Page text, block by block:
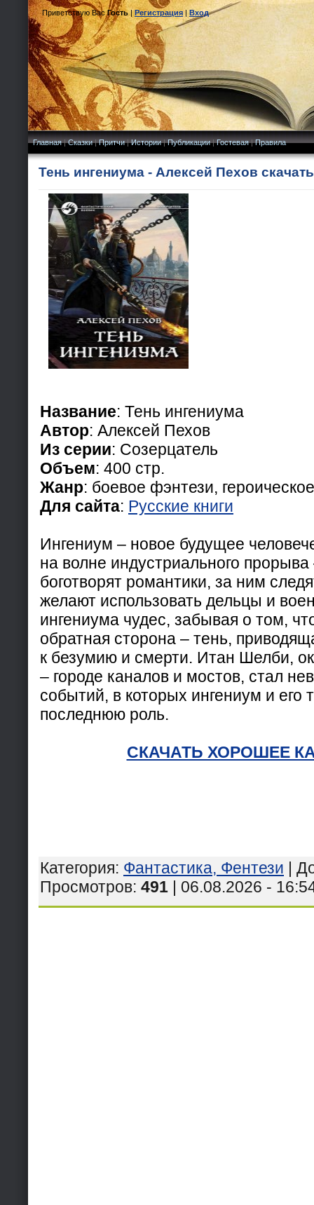
Приветствую Вас Гость|Регистрация|Вход
Главная|Сказки|Притчи|Истории|Публикации|Гостевая|Правила
Тень ингениума - Алексей Пехов
Название: Тень ингениума
Автор: Алексей Пехов
Из серии: Созерцатель
Объем: 400 стр.
Жанр: боевое фэнтези,
Для сайта: Русские книги
Ингениум – новое будущее
на волне индустриального прорыва
боготворят романтики, за ним
желают использовать дельцы и
ингениума чудес, забывая о том,
обратная сторона – тень,
к безумию и смерти. Итан Шелби,
– городе каналов и мостов, стал
событий, в которых ингениум и его
последнюю роль.
СКАЧАТЬ ХОРОШЕЕ
Категория: Фантастика, Фентези |
Просмотров: 491 | 06.08.2026 -